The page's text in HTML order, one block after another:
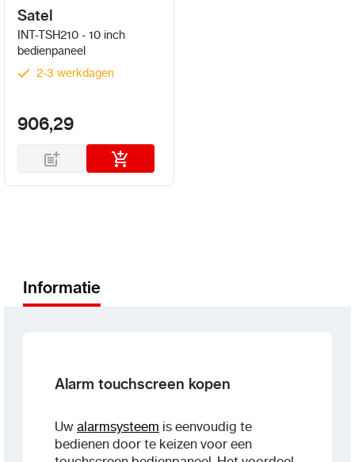
Satel
INT-TSH210 - 10 inch
bedienpaneel
2-3 werkdagen
906,29
Informatie
Alarm touchscreen kopen
Uw alarmsysteem is eenvoudig te
bedienen door te keizen voor een